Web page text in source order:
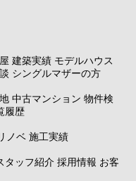
建築実績 モデルハウス
シングルマザーの方
中古マンション 物件検
履歴
ノベ 施工実績
タッフ紹介 採用情報 お客